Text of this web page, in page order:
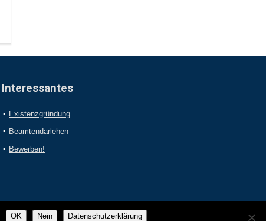
Interessantes
Existenzgründung
Beamtendarlehen
Bewerben!
OK Nein Datenschutzerklärung